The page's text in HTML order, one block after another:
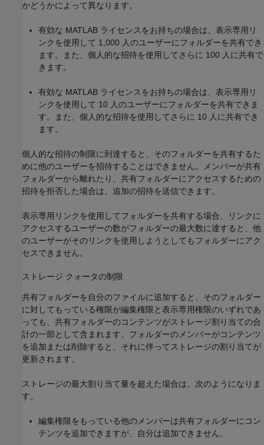
かどうかによって異なります。
有効な MATLAB ライセンスをお持ちの場合は、表示専用リ
ンクを使用して 1,000 人のユーザーにフォルダーを共有でき
ます。また、個人的な招待を使用してさらに 100 人に共有で
きます。
有効な MATLAB ライセンスをお持ちの場合は、表示専用リ
ンクを使用して 10 人のユーザーにフォルダーを共有できま
す。また、個人的な招待を使用してさらに 10 人に共有でき
ます。
個人的な招待の制限に到達すると、そのフォルダーを共有するた
めに他のユーザーを招待することはできません。メンバーが共有
フォルダーから離れたり、共有フォルダーにアクセスするための
招待を拒否した場合は、追加の招待を送信できます。
表示専用リンクを使用してフォルダーを共有する場合、リンクに
アクセスするユーザーの数がフォルダーの最大数に達すると、他
のユーザーがそのリンクを使用しようとしてもフォルダーにアク
セスできません。
ストレージ クォータの制限
共有フォルダーを自分のファイルに追加すると、そのフォルダー
に対してもっている権限が編集権限と表示専用権限のいずれであ
っても、共有フォルダーのコンテンツがストレージ割り当ての合
計の一部として含まれます。フォルダーのメンバーがコンテンツ
を追加または削除すると、それに伴ってストレージの割り当てが
更新されます。
ストレージの最大割り当て量を超えた場合は、次のようになりま
す。
編集権限をもっている他のメンバーは共有フォルダーにコン
テンツを追加できますが、自分は追加できません。